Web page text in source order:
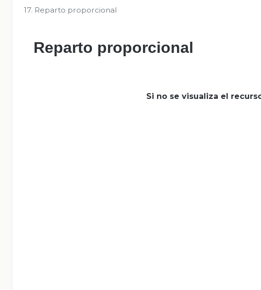
17. Reparto proporcional
Reparto proporcional
Si no se visualiza el